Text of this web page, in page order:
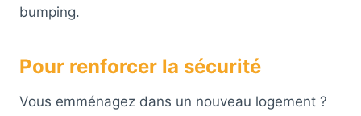
bumping.
Pour renforcer la sécurité
Vous emménagez dans un nouveau logement ?